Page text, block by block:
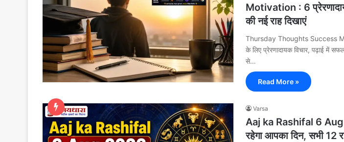
Motivation : 6
की नई राह दिखाएं
Thursday Thoughts Success
के लिए प्रेरणादायक विचार, पढ़ाई में
से…
Read More »
Varsa
Aaj ka Rashifal 6
रहेगा आपका दिन, सभी 12